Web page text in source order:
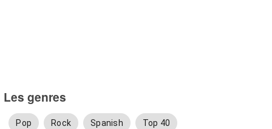
Les genres
Pop Rock Spanish Top 40